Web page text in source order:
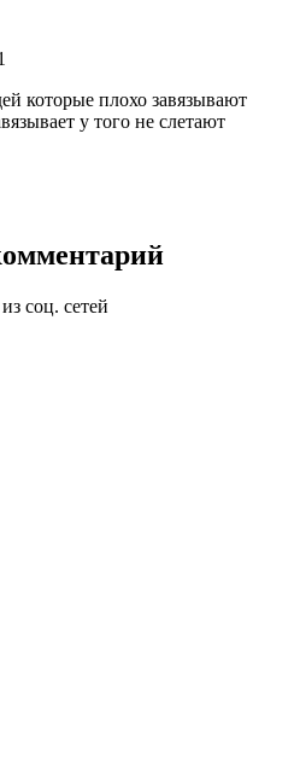
которые плохо завязывают
у того не слетают
соц. сетей